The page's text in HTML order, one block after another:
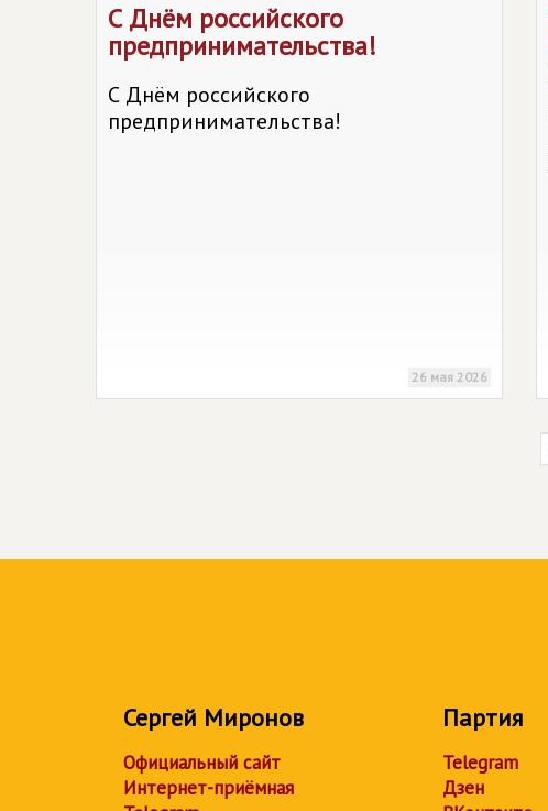
С Днём российского
предпринимательства!
С Днём российского
предпринимательства!
26 мая 2026
Сергей Миронов
Официальный сайт
Интернет-приёмная
Партия
Telegram
Дзен